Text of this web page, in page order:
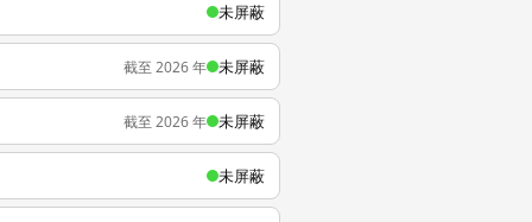
未屏蔽
截至 2026 年 未屏蔽
截至 2026 年 未屏蔽
未屏蔽